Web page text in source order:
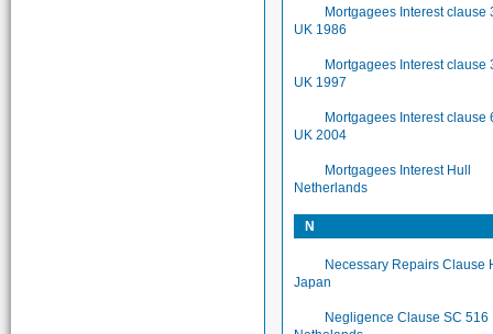
Mortgagees Interest clause
UK 1986
Mortgagees Interest clause
UK 1997
Mortgagees Interest clause
UK 2004
Mortgagees Interest Hull
Netherlands
N
Necessary Repairs Clause
Japan
Negligence Clause SC 516